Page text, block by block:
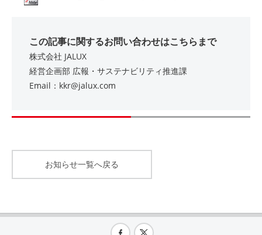
この記事に関するお問い合わせはこちらまで
株式会社 JALUX
経営企画部 広報・サステナビリティ推進課
Email：kkr@jalux.com
お知らせ一覧へ戻る